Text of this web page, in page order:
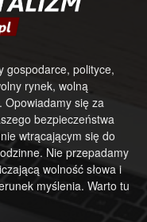
gospodarce, polityce,
rynek, wolną
Opowiadamy się za
bezpieczeństwa
wtrącającym się do
Nie przepadamy
wolność słowa i
myślenia. Warto tu